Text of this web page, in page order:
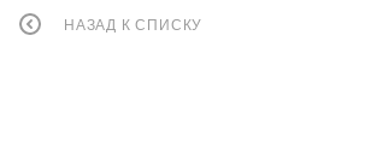
НАЗАД К СПИСКУ